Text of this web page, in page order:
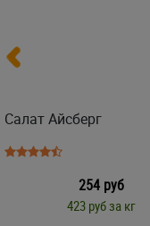
Салат Айсберг
254 руб
423 руб за кг